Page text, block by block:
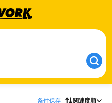
条件保存 関連度順